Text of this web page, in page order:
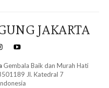
JAKARTA
Gembala Baik dan Murah Hati
Jl. Katedral 7